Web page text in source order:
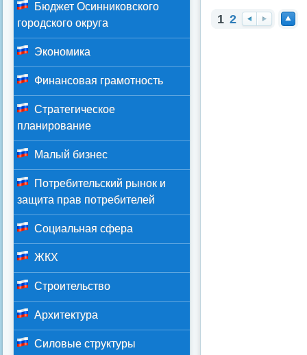
1 2
Бюджет Осинниковского
городского округа
Экономика
Финансовая грамотность
Стратегическое
планирование
Малый бизнес
Потребительский рынок и
защита прав потребителей
Социальная сфера
ЖКХ
Строительство
Архитектура
Силовые структуры